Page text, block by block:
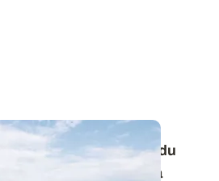
: tenir compte du
dans le choix de la